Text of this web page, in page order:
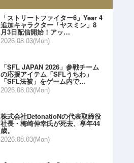
「ストリートファイター6」Year 4
追加キャラクター「ヤスミン」8
月3日配信開始！アッ…
2026.08.03(Mon)
「SFL JAPAN 2026」参戦チーム
の応援アイテム「SFLうちわ」
「SFL法被」をゲーム内で…
2026.08.03(Mon)
株式会社DetonatioNの代表取締役
社長・梅崎伸幸氏が死去、享年44
歳。
2026.08.03(Mon)